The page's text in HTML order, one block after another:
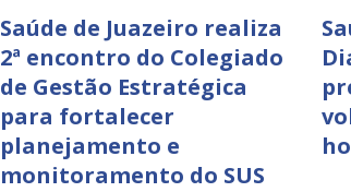
Saúde de Juazeiro realiza
2ª encontro do Colegiado
de Gestão Estratégica
para fortalecer
planejamento e
monitoramento do SUS